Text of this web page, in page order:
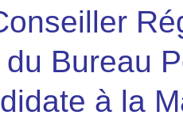
du Bureau
à la